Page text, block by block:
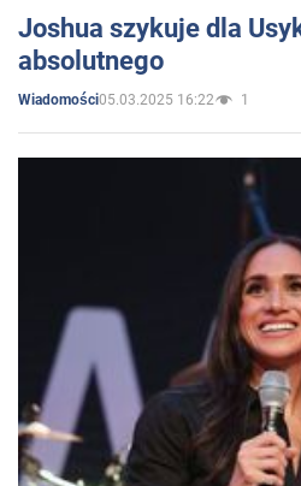
Joshua szykuje dla
absolutnego
Wiadomości05.03.2025 16:22 1